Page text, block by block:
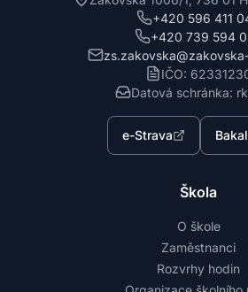
+420 596 411
+420 739 594
IČO:
Datová schránka:
e-Strava
Škola
O škole
Zaměstnanci
Rozvrhy hodin